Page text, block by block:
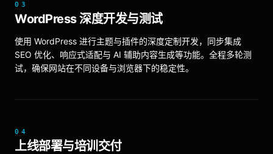
03
WordPress 深度开发与测试
使用 WordPress 进行主题与插件的深度定制开发，同步集成
SEO 优化、响应式适配与 AI 辅助内容生成等功能。全程多轮测
试，确保网站在不同设备与浏览器下的稳定性。
04
上线部署与培训交付